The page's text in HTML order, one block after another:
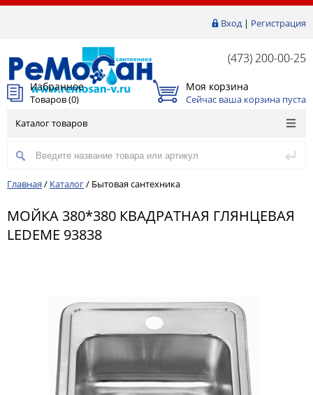
Вход| Регистрация
(473) 200-00-25
Избранное
Товаров (0)
Моя корзина
Сейчас ваша корзина пуста
Каталог товаров
Главная / Каталог/ Бытовая сантехника
МОЙКА 380*380 КВАДРАТНАЯ ГЛЯНЦЕВАЯ
LEDEME 93838